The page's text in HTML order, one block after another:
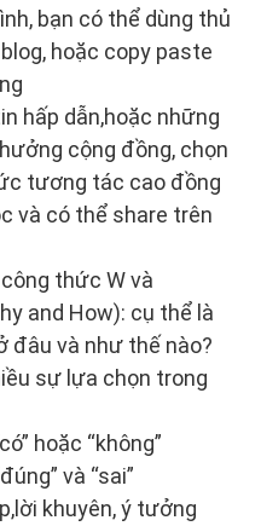
bạn có thể dùng thủ
hoặc copy paste
hấp dẫn,hoặc những
cộng đồng, chọn
tương tác cao đồng
và có thể share trên
thức W và
and How): cụ thể là
đâu và như thế nào?
sự lựa chọn trong
hoặc “không”
và “sai”
khuyên, ý tưởng